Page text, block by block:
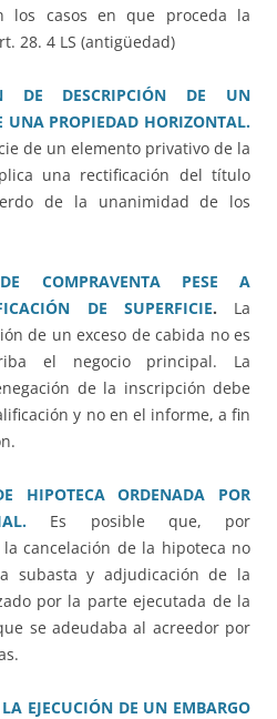
los casos en que proceda la
28. 4 LS (antigüedad)
DE DESCRIPCIÓN DE UN
UNA PROPIEDAD HORIZONTAL.
de un elemento privativo de la
una rectificación del título
de la unanimidad de los
COMPRAVENTA PESE A
DE SUPERFICIE. La
de un exceso de cabida no es
el negocio principal. La
de la inscripción debe
y no en el informe, a fin
HIPOTECA ORDENADA POR
Es posible que, por
cancelación de la hipoteca no
subasta y adjudicación de la
por la parte ejecutada de la
se adeudaba al acreedor por
EJECUCIÓN DE UN EMBARGO